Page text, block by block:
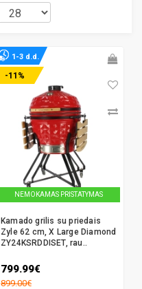
-11%
NEMOKAMAS PRISTATYMAS
Kamado grilis su priedais
Zyle 62 cm, X Large Diamond
ZY24KSRDDISET, rau..
799.99€
899.00€
1-3 d.d.